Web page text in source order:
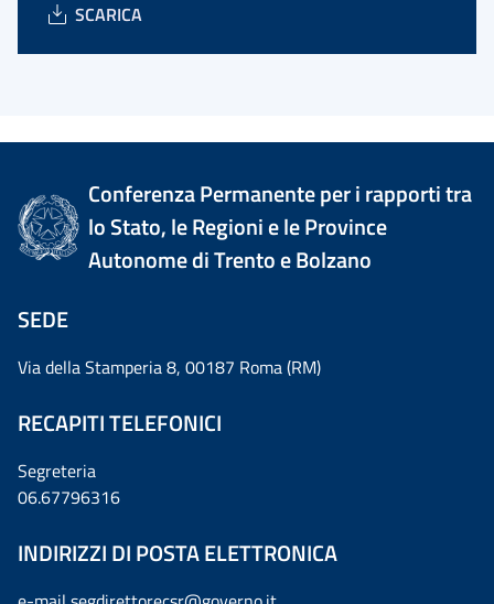
SCARICA
Conferenza Permanente per i rapporti tra
lo Stato, le Regioni e le Province
Autonome di Trento e Bolzano
SEDE
Via della Stamperia 8, 00187 Roma (RM)
RECAPITI TELEFONICI
Segreteria
06.67796316
INDIRIZZI DI POSTA ELETTRONICA